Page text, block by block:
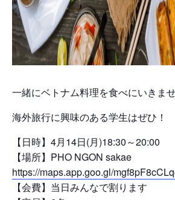
一緒にベトナム料理を食べにいきま
海外旅行に興味のある学生はぜひ！
【日時】4月14日(月)18:30～20:00
【場所】PHO NGON sakae
https://maps.app.goo.gl/
【会費】当日みんなで割ります